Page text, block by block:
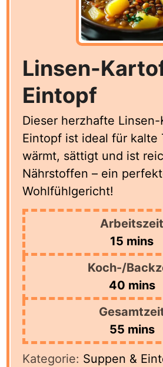
Linsen-
Eintopf
Dieser herzhafte
Eintopf ist ideal für kalte
wärmt, sättigt und ist
Nährstoffen – ein
Wohlfühlgericht!
Arbeitszeit
15 minutes
mins
Koch-/
40minutes
mins
55minutes
mins
Kategorie: Suppen &